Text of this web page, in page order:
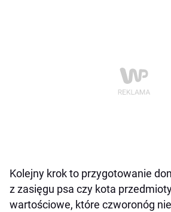
Kolejny krok to przygotowanie
z zasięgu psa czy kota
wartościowe, które czworonóg